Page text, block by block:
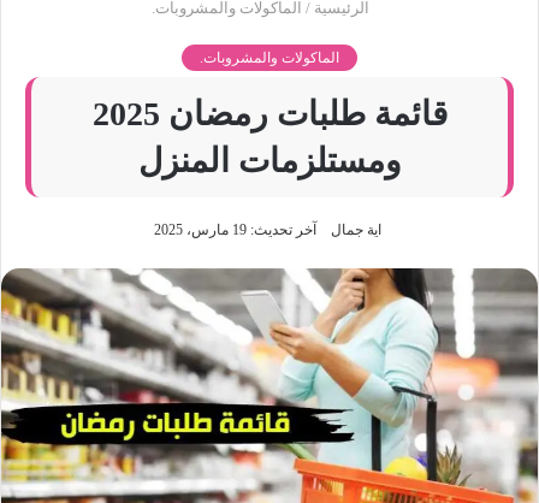
الرئيسية / الماكولات والمشروبات.
الماكولات والمشروبات.
قائمة طلبات رمضان 2025
ومستلزمات المنزل
اية جمال آخر تحديث: 19 مارس، 2025